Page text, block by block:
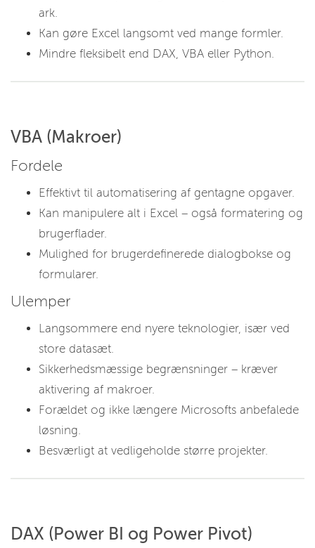
ark.
Kan gøre Excel langsomt ved mange formler.
Mindre fleksibelt end DAX, VBA eller Python.
VBA (Makroer)
Fordele
Effektivt til automatisering af gentagne opgaver.
Kan manipulere alt i Excel – også formatering og
brugerflader.
Mulighed for brugerdefinerede dialogbokse og
formularer.
Ulemper
Langsommere end nyere teknologier, især ved
store datasæt.
Sikkerhedsmæssige begrænsninger – kræver
aktivering af makroer.
Forældet og ikke længere Microsofts anbefalede
løsning.
Besværligt at vedligeholde større projekter.
DAX (Power BI og Power Pivot)